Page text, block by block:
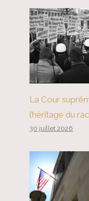
La Cour
l’héritage du
30 juillet 2026